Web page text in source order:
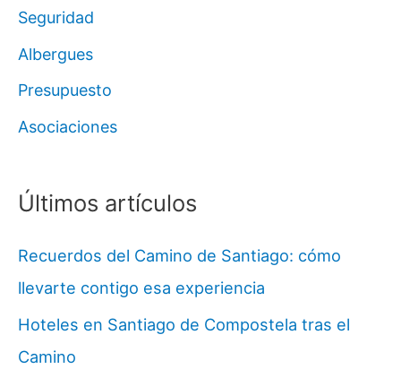
Seguridad
Albergues
Presupuesto
Asociaciones
Últimos artículos
Recuerdos del Camino de Santiago: cómo
llevarte contigo esa experiencia
Hoteles en Santiago de Compostela tras el
Camino